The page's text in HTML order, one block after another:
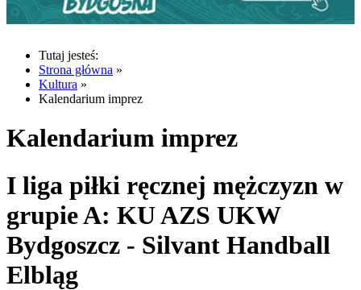
Tutaj jesteś:
Strona główna »
Kultura »
Kalendarium imprez
Kalendarium imprez
I liga piłki ręcznej mężczyzn w
grupie A: KU AZS UKW
Bydgoszcz - Silvant Handball
Elbląg